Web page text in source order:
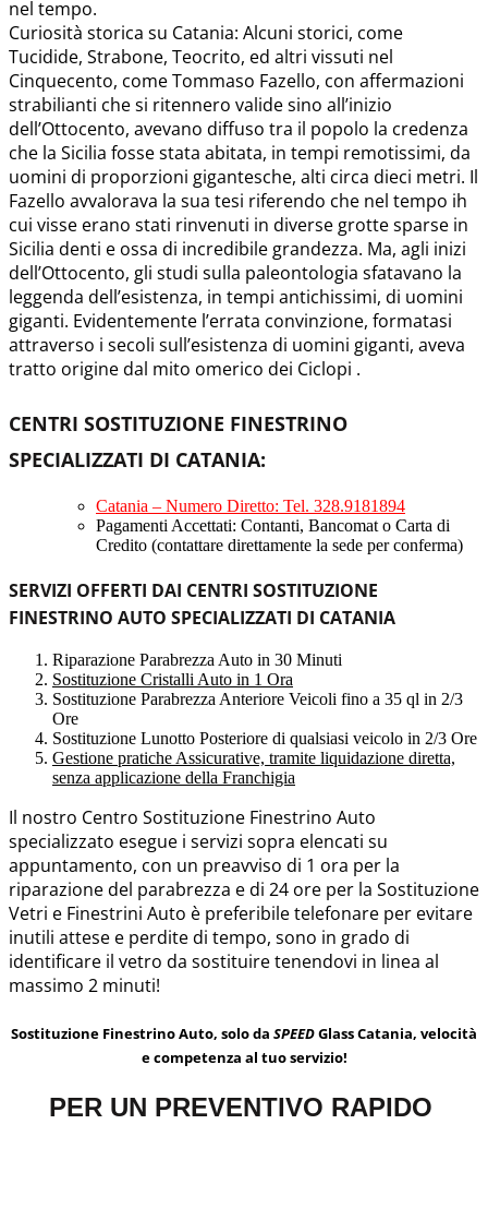
nel tempo.
Curiosità storica su Catania: Alcuni storici, come
Tucidide, Strabone, Teocrito, ed altri vissuti nel
Cinquecento, come Tommaso Fazello, con affermazioni
strabilianti che si ritennero valide sino all’inizio
dell’Ottocento, avevano diffuso tra il popolo la credenza
che la Sicilia fosse stata abitata, in tempi remotissimi, da
uomini di proporzioni gigantesche, alti circa dieci metri. Il
Fazello avvalorava la sua tesi riferendo che nel tempo ih
cui visse erano stati rinvenuti in diverse grotte sparse in
Sicilia denti e ossa di incredibile grandezza. Ma, agli inizi
dell’Ottocento, gli studi sulla paleontologia sfatavano la
leggenda dell’esistenza, in tempi antichissimi, di uomini
giganti. Evidentemente l’errata convinzione, formatasi
attraverso i secoli sull’esistenza di uomini giganti, aveva
tratto origine dal mito omerico dei Ciclopi .
CENTRI SOSTITUZIONE FINESTRINO
SPECIALIZZATI DI CATANIA:
Catania – Numero Diretto: Tel. 328.9181894
Pagamenti Accettati: Contanti, Bancomat o Carta di
Credito (contattare direttamente la sede per conferma)
SERVIZI OFFERTI DAI CENTRI SOSTITUZIONE
FINESTRINO AUTO SPECIALIZZATI DI CATANIA
Riparazione Parabrezza Auto in 30 Minuti
Sostituzione Cristalli Auto in 1 Ora
Sostituzione Parabrezza Anteriore Veicoli fino a 35 ql in 2/3
Ore
Sostituzione Lunotto Posteriore di qualsiasi veicolo in 2/3 Ore
Gestione pratiche Assicurative, tramite liquidazione diretta,
senza applicazione della Franchigia
Il nostro Centro Sostituzione Finestrino Auto
specializzato esegue i servizi sopra elencati su
appuntamento, con un preavviso di 1 ora per la
riparazione del parabrezza e di 24 ore per la Sostituzione
Vetri e Finestrini Auto è preferibile telefonare per evitare
inutili attese e perdite di tempo, sono in grado di
identificare il vetro da sostituire tenendovi in linea al
massimo 2 minuti!
Sostituzione Finestrino Auto, solo da SPEEDGlass Catania, velocità
e competenza al tuo servizio!
PER UN PREVENTIVO RAPIDO